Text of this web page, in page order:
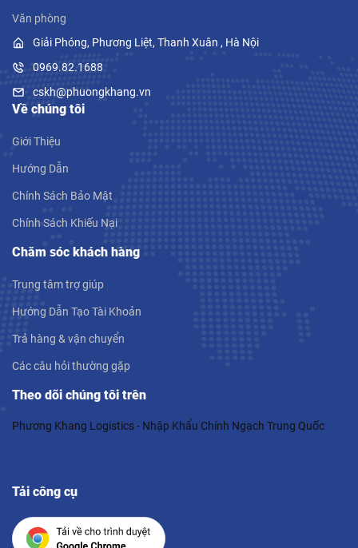
Văn phòng
Giải Phóng, Phương Liệt, Thanh Xuân , Hà Nội
0969.82.1688
cskh@phuongkhang.vn
Về chúng tôi
Giới Thiệu
Hướng Dẫn
Chính Sách Bảo Mật
Chính Sách Khiếu Nại
Chăm sóc khách hàng
Trung tâm trợ giúp
Hướng Dẫn Tạo Tài Khoản
Trả hàng & vận chuyển
Các câu hỏi thường gặp
Theo dõi chúng tôi trên
Phương Khang Logistics - Nhập Khẩu Chính Ngạch Trung Quốc
Tải công cụ